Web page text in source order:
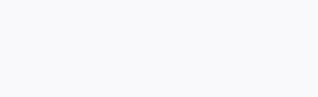
Ses cotisations sociales représentent environ 45 % de la